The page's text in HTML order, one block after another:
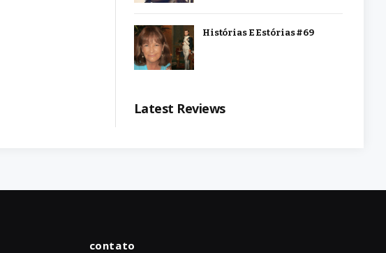
Histórias E Estórias #69
Latest Reviews
contato